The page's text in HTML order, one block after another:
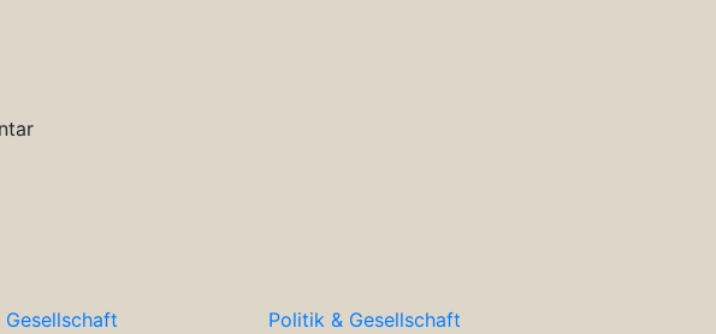
Politik & Gesellschaft